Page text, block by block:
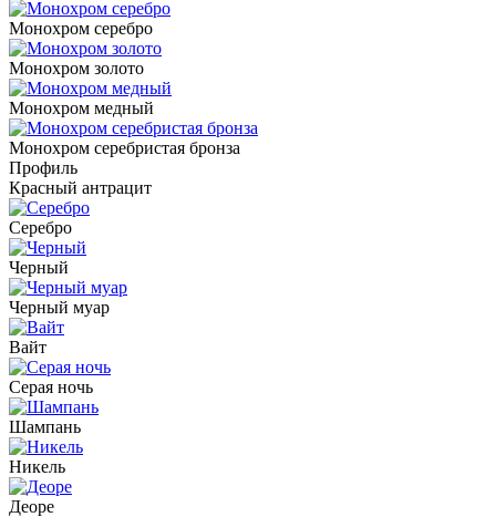
Монохром серебро
Монохром золото
Монохром медный
Монохром серебристая бронза
Профиль
Красный антрацит
Серебро
Черный
Черный муар
Вайт
Серая ночь
Шампань
Никель
Деоре